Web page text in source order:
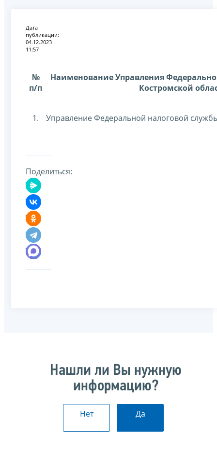
Дата
публикации:
04.12.2023
11:57
№
п/п
Наименование Управления
Костромской
1. Управление Федеральной налоговой
Поделиться:
Нашли ли Вы нужную
информацию?
Нет Да